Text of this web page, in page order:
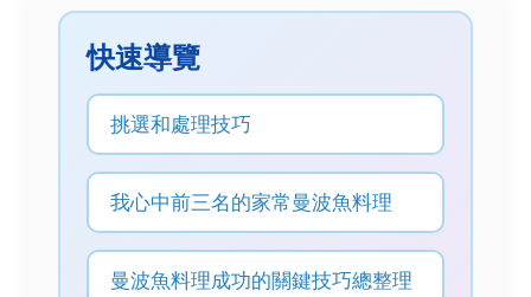
快速導覽
挑選和處理技巧
我心中前三名的家常曼波魚料理
曼波魚料理成功的關鍵技巧總整理